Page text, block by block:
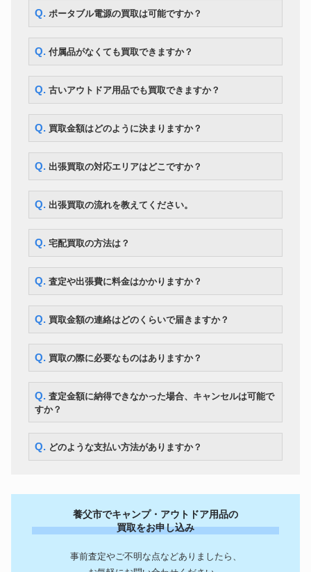
Q. ポータブル電源の買取は可能ですか？
Q. 付属品がなくても買取できますか？
Q. 古いアウトドア用品でも買取できますか？
Q. 買取金額はどのように決まりますか？
Q. 出張買取の対応エリアはどこですか？
Q. 出張買取の流れを教えてください。
Q. 宅配買取の方法は？
Q. 査定や出張費に料金はかかりますか？
Q. 買取金額の連絡はどのくらいで届きますか？
Q. 買取の際に必要なものはありますか？
Q. 査定金額に納得できなかった場合、キャンセルは可能で
すか？
Q. どのような支払い方法がありますか？
養父市でキャンプ・アウトドア用品の
買取をお申し込み
事前査定やご不明な点などありましたら、